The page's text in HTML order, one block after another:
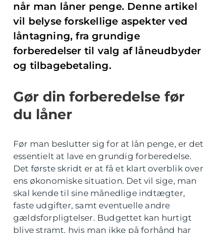
når man låner penge. Denne artikel
vil belyse forskellige aspekter ved
låntagning, fra grundige
forberedelser til valg af låneudbyder
og tilbagebetaling.
Gør din forberedelse før
du låner
Før man beslutter sig for at lån penge, er det
essentielt at lave en grundig forberedelse.
Det første skridt er at få et klart overblik over
ens økonomiske situation. Det vil sige, man
skal kende til sine månedlige indtægter,
faste udgifter, samt eventuelle andre
gældsforpligtelser. Budgettet kan hurtigt
blive stramt, hvis man ikke på forhånd har